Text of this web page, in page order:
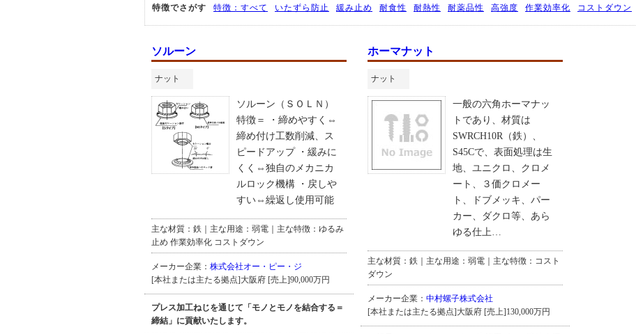
特徴でさがす
特徴：すべて いたずら防止 緩み止め 耐食性 耐熱性 耐薬品性 高強度 作業効率化 コストダウン
ソルーン
ナット
ソルーン（ＳＯＬＮ）
特徴＝ ・締めやすく⇔
締め付け工数削減、ス
ピードアップ ・緩みに
くく⇔独自のメカニカ
ルロック機構 ・戻しや
すい⇔繰返し使用可能
主な材質：鉄｜主な用途：弱電｜主な特徴：ゆるみ
止め 作業効率化 コストダウン
メーカー企業： 株式会社オー・ピー・ジ
[本社または主たる拠点]大阪府 [売上]90,000万円
プレス加工ねじを通じて「モノとモノを結合する＝
締結」に貢献いたします。
ホーマナット
ナット
一般の六角ホーマナッ
トであり、材質は
SWRCH10R（鉄）、
S45Cで、表面処理は生
地、ユニクロ、クロメ
ート、３価クロメー
ト、ドブメッキ、パー
カー、ダクロ等、あら
ゆる仕上…
主な材質：鉄｜主な用途：弱電｜主な特徴：コスト
ダウン
メーカー企業： 中村螺子株式会社
[本社または主たる拠点]大阪府 [売上]130,000万円